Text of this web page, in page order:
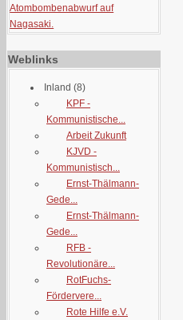
Atombombenabwurf auf
Nagasaki.
Weblinks
Inland (8)
KPF -
Kommunistische...
Arbeit Zukunft
KJVD -
Kommunistisch...
Ernst-Thälmann-
Gede...
Ernst-Thälmann-
Gede...
RFB -
Revolutionäre...
RotFuchs-
Fördervere...
Rote Hilfe e.V.